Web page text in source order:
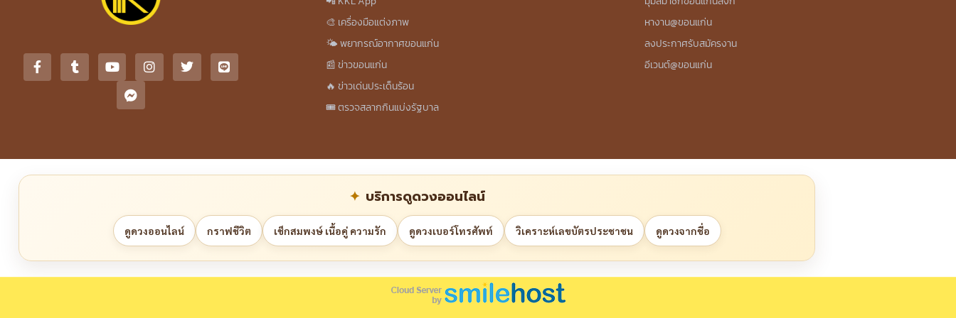
🎨 เครื่องมือแต่งภาพ
🌤️ พยากรณ์อากาศขอนแก่น
📰 ข่าวขอนแก่น
🔥 ข่าวเด่นประเด็นร้อน
🎟️ ตรวจสลากกินแบ่งรัฐบาล
หางาน@ขอนแก่น
ลงประกาศรับสมัครงาน
อีเวนต์@ขอนแก่น
บริการดูดวงออนไลน์
ดูดวงออนไลน์ กราฟชีวิต เช็กสมพงษ์ เนื้อคู่ ความรัก ดูดวงเบอร์โทรศัพท์ วิเคราะห์เลขบัตรประชาชน ดูดวงจากชื่อ